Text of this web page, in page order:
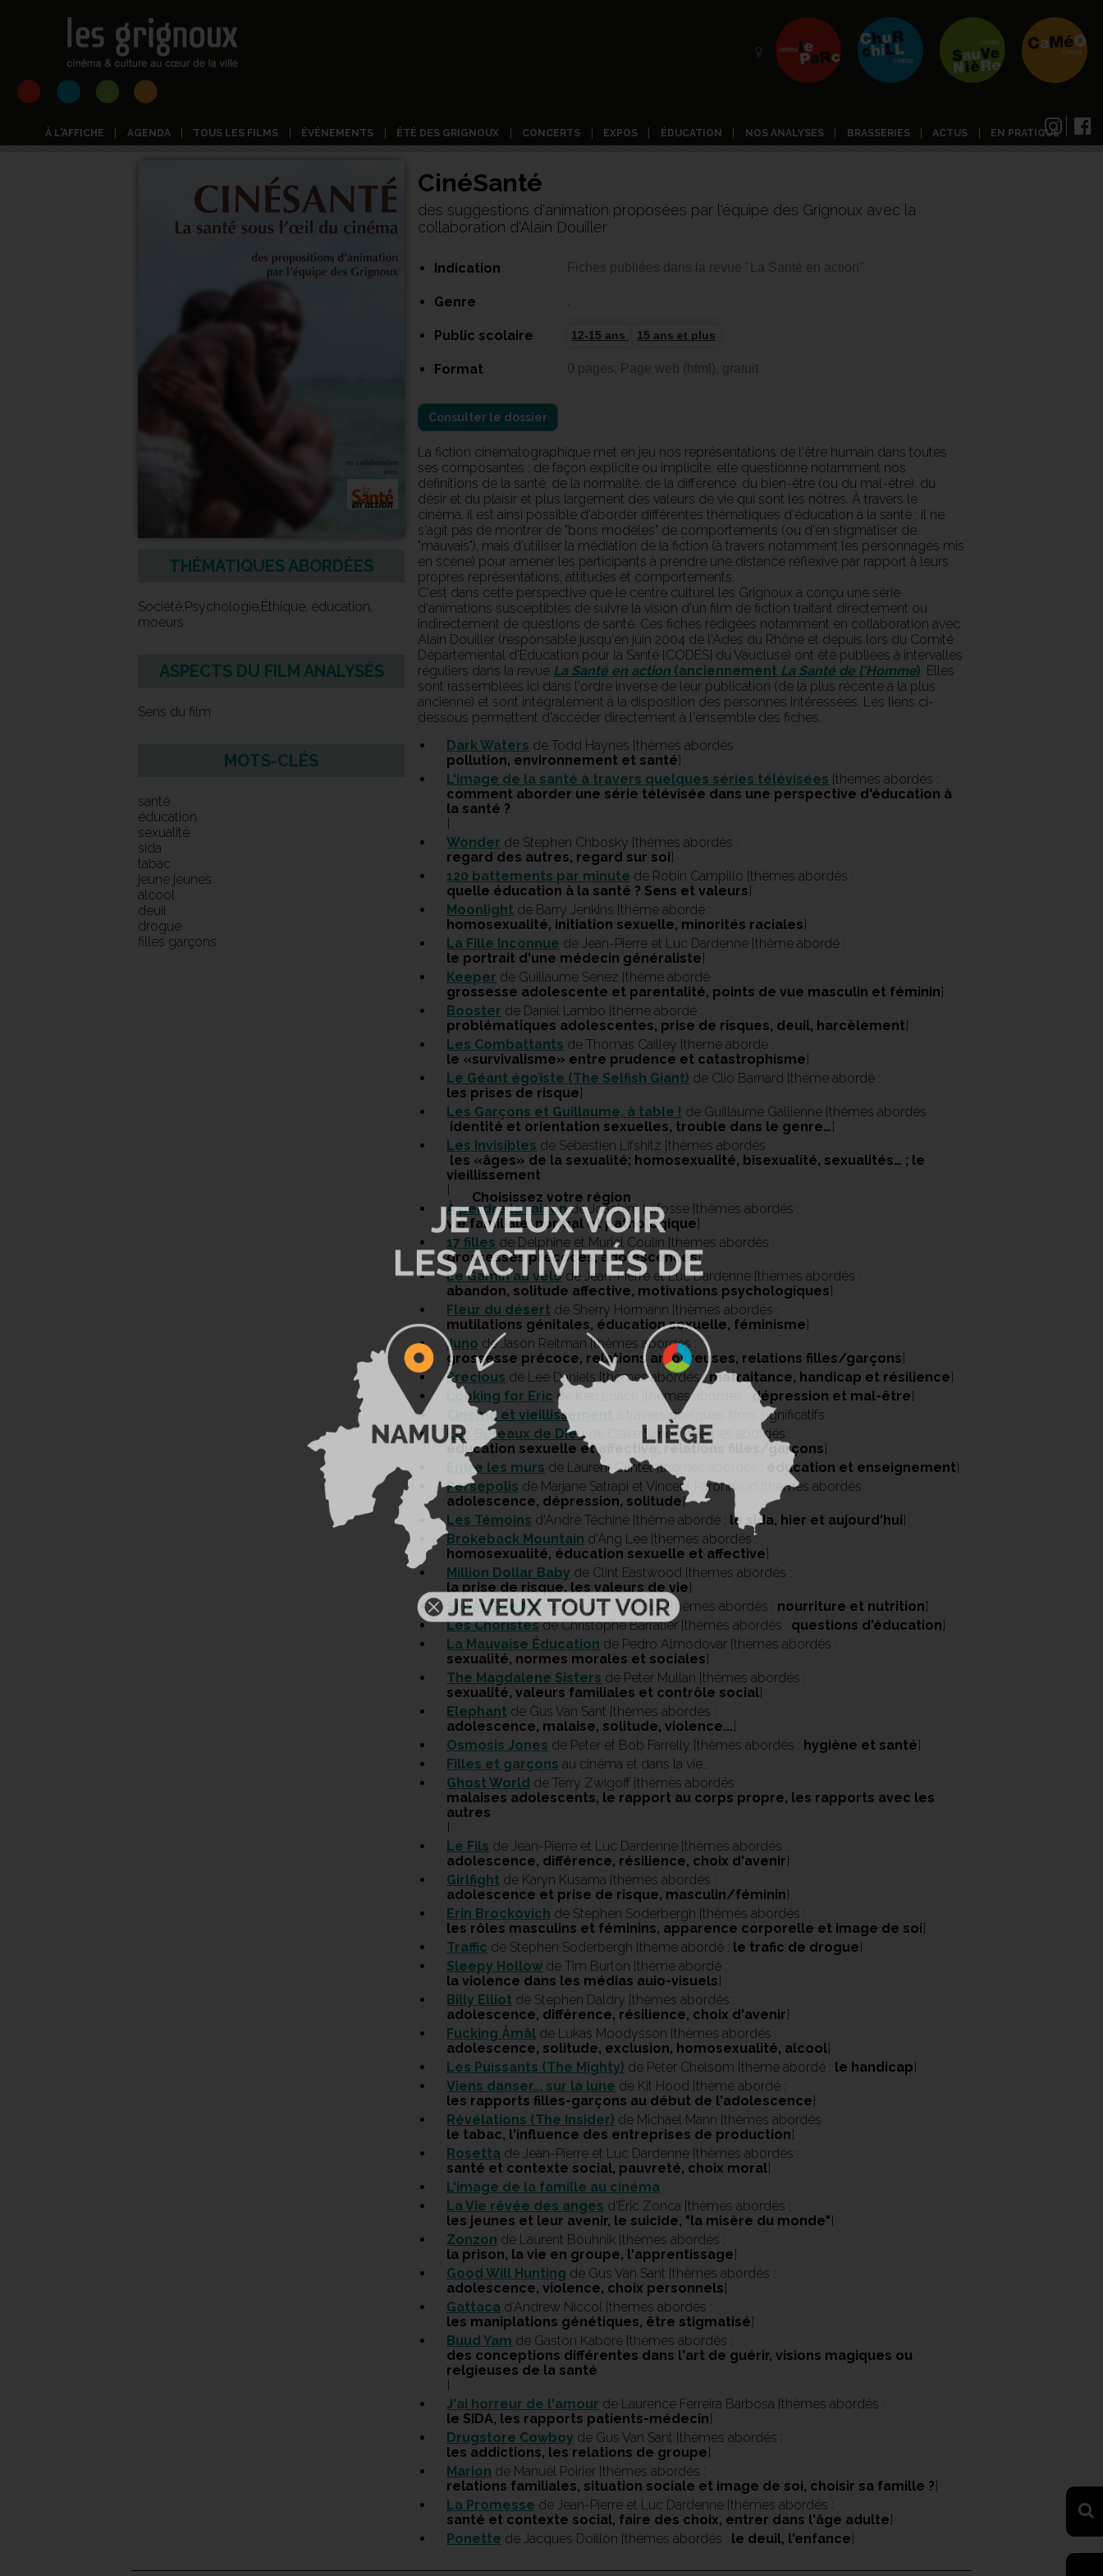
À L'AFFICHE AGENDA TOUS LES FILMS ÉVÉNEMENTS ÉTÉ DES GRIGNOUX CONCERTS EXPOS ÉDUCATION NOS ANALYSES BRASSERIES ACTUS EN PRATIQUE
THÉMATIQUES ABORDÉES
Société,Psychologie,Éthique, éducation,
moeurs
ASPECTS DU FILM ANALYSÉS
Sens du film
MOTS-CLÉS
santé
éducation
sexualité
sida
tabac
jeune jeunes
alcool
deuil
drogue
filles garçons
CinéSanté
des suggestions d'animation proposées par l'équipe des Grignoux avec la
collaboration d'Alain Douiller
Indication Fiches publiées dans la revue "La Santé en action"
Genre ,
Public scolaire 12-15 ans 15 ans et plus
Format 0 pages, Page web (html), gratuit
Consulter le dossier
La fiction cinématographique met en jeu nos représentations de l'être humain dans toutes
ses composantes : de façon explicite ou implicite, elle questionne notamment nos
définitions de la santé, de la normalité, de la différence, du bien-être (ou du mal-être), du
désir et du plaisir et plus largement des valeurs de vie qui sont les nôtres. À travers le
cinéma, il est ainsi possible d'aborder différentes thématiques d'éducation à la santé : il ne
s'agit pas de montrer de "bons modèles" de comportements (ou d'en stigmatiser de
"mauvais"), mais d'utiliser la médiation de la fiction (à travers notamment les personnages mis
en scène) pour amener les participants à prendre une distance réflexive par rapport à leurs
propres représentations, attitudes et comportements.
C'est dans cette perspective que le centre culturel les Grignoux a conçu une série
d'animations susceptibles de suivre la vision d'un film de fiction traitant directement ou
indirectement de questions de santé. Ces fiches rédigées notamment en collaboration avec
Alain Douiller (responsable jusqu'en juin 2004 de l'Ades du Rhône et depuis lors du Comité
Départemental d'Education pour la Santé [CODES] du Vaucluse) ont été publiées à intervalles
réguliers dans la revue La Santé en action (anciennement La Santé de l'Homme). Elles
sont rassemblées ici dans l'ordre inverse de leur publication (de la plus récente à la plus
ancienne) et sont intégralement à la disposition des personnes intéressées. Les liens ci-
dessous permettent d'accéder directement à l'ensemble des fiches.
Dark Waters de Todd Haynes [thèmes abordés :
pollution, environnement et santé]
L'image de la santé à travers quelques séries télévisées [thèmes abordés :
comment aborder une série télévisée dans une perspective d'éducation à
la santé ?
]
Wonder de Stephen Chbosky [thèmes abordés :
regard des autres, regard sur soi]
120 battements par minute de Robin Campillo [thèmes abordés :
quelle éducation à la santé ? Sens et valeurs]
Moonlight de Barry Jenkins [thème abordé :
homosexualité, initiation sexuelle, minorités raciales]
La Fille Inconnue de Jean-Pierre et Luc Dardenne [thème abordé :
le portrait d'une médecin généraliste]
Keeper de Guillaume Senez [thème abordé :
grossesse adolescente et parentalité, points de vue masculin et féminin]
Booster de Daniel Lambo [thème abordé :
problématiques adolescentes, prise de risques, deuil, harcèlement]
Les Combattants de Thomas Cailley [thème abordé :
le «survivalisme» entre prudence et catastrophisme]
Le Géant égoïste (The Selfish Giant) de Clio Barnard [thème abordé :
les prises de risque]
Les Garçons et Guillaume, à table ! de Guillaume Gallienne [thèmes abordés :
identité et orientation sexuelles, trouble dans le genre…]
Les Invisibles de Sébastien Lifshitz [thèmes abordés :
les «âges» de la sexualité; homosexualité, bisexualité, sexualités… ; le
vieillissement
]
À perdre la raisonde Joachim Lafosse [thèmes abordés :
vie familiale, normal et pathologique]
17 filles de Delphine et Muriel Coulin [thèmes abordés :
grossesses précoces, adolescences]
Le Gamin au vélode Jean-Pierre et Luc Dardenne [thèmes abordés :
abandon, solitude affective, motivations psychologiques]
Fleur du désert de Sherry Hormann [thèmes abordés :
mutilations génitales, éducation sexuelle, féminisme]
Juno de Jason Reitman [thèmes abordés :
grossesse précoce, relations amoureuses, relations filles/garçons]
Precious de Lee Daniels [thèmes abordés :matraitance, handicap et résilience]
Looking for Eric de Ken Loach [thèmes abordés : dépression et mal-être]
Cinéma et vieillissement
à travers quelques films significatifs
Les Bureaux de Dieude Claire Simon [thèmes abordés :
éducation sexuelle et affective, relations filles/garçons]
Entre les murs de Laurent Cantet [thèmes abordés : éducation et enseignement]
Persepolis de Marjane Satrapi et Vincent Paronnaud [thèmes abordés :
adolescence, dépression, solitude]
Les Témoins d'André Téchiné [thème abordé : le sida, hier et aujourd'hui]
Brokeback Mountain d'Ang Lee [thèmes abordés :
homosexualité, éducation sexuelle et affective]
Million Dollar Baby de Clint Eastwood [thèmes abordés :
la prise de risque, les valeurs de vie]
Super Size Me de Morgan Spurlock [thèmes abordés : nourriture et nutrition]
Les Choristesde Christophe Barratier [thèmes abordés : questions d'éducation]
La Mauvaise Éducation de Pedro Almodovar [thèmes abordés :
sexualité, normes morales et sociales]
The Magdalene Sisters de Peter Mullan [thèmes abordés :
sexualité, valeurs familiales et contrôle social]
Elephant de Gus Van Sant [thèmes abordés :
adolescence, malaise, solitude, violence...]
Osmosis Jones de Peter et Bob Farrelly [thèmes abordés : hygiène et santé]
Filles et garçons au cinéma et dans la vie…
Ghost World de Terry Zwigoff [thèmes abordés :
malaises adolescents, le rapport au corps propre, les rapports avec les
autres
]
Le Fils de Jean-Pierre et Luc Dardenne [thèmes abordés :
adolescence, différence, résilience, choix d'avenir]
Girlfight de Karyn Kusama [thèmes abordés :
adolescence et prise de risque, masculin/féminin]
Erin Brockovich de Stephen Soderbergh [thèmes abordés :
les rôles masculins et féminins, apparence corporelle et image de soi]
Traffic de Stephen Soderbergh [thème abordé : le trafic de drogue]
Sleepy Hollow de Tim Burton [thème abordé :
la violence dans les médias auio-visuels]
Billy Elliot de Stephen Daldry [thèmes abordés :
adolescence, différence, résilience, choix d'avenir]
Fucking Åmål de Lukas Moodysson [thèmes abordés :
adolescence, solitude, exclusion, homosexualité, alcool]
Les Puissants (The Mighty) de Peter Chelsom [thème abordé : le handicap]
Viens danser... sur la lune de Kit Hood [thème abordé :
les rapports filles-garçons au début de l'adolescence]
Révélations (The Insider) de Michael Mann [thèmes abordés :
le tabac, l'influence des entreprises de production]
Rosetta de Jean-Pierre et Luc Dardenne [thèmes abordés :
santé et contexte social, pauvreté, choix moral]
L'image de la famille au cinéma
La Vie rêvée des anges d'Éric Zonca [thèmes abordés :
les jeunes et leur avenir, le suicide, "la misère du monde"]
Zonzon de Laurent Bouhnik [thèmes abordés :
la prison, la vie en groupe, l'apprentissage]
Good Will Hunting de Gus Van Sant [thèmes abordés :
adolescence, violence, choix personnels]
Gattaca d'Andrew Niccol [thèmes abordés :
les maniplations génétiques, être stigmatisé]
Buud Yam de Gaston Kaboré [thèmes abordés :
des conceptions différentes dans l'art de guérir, visions magiques ou
relgieuses de la santé
]
J'ai horreur de l'amour de Laurence Ferreira Barbosa [thèmes abordés :
le SIDA, les rapports patients-médecin]
Drugstore Cowboy de Gus Van Sant [thèmes abordés :
les addictions, les relations de groupe]
Marion de Manuel Poirier [thèmes abordés :
relations familiales, situation sociale et image de soi, choisir sa famille ?]
La Promesse de Jean-Pierre et Luc Dardenne [thèmes abordés :
santé et contexte social, faire des choix, entrer dans l'âge adulte]
Ponette de Jacques Doillon [thèmes abordés : le deuil, l'enfance]
Choisissez votre région